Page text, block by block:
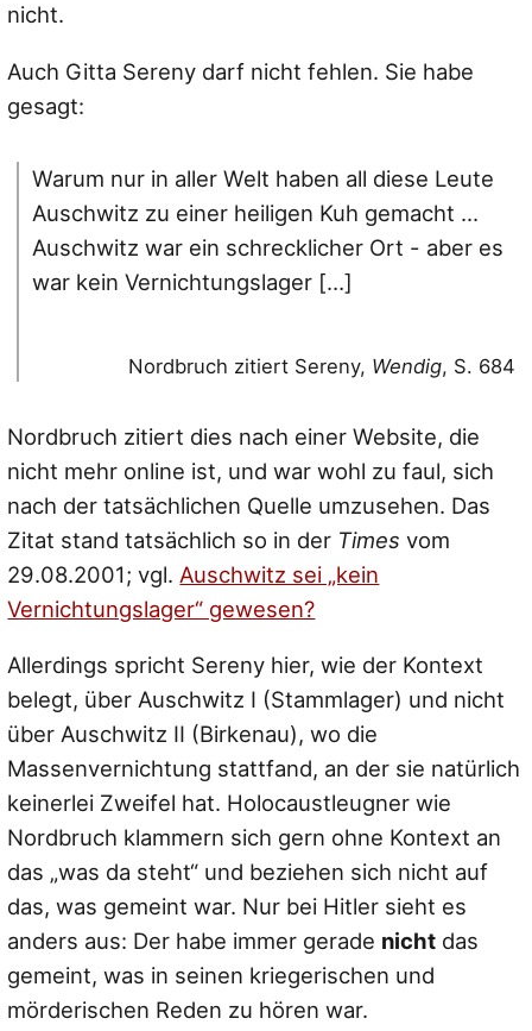
nicht.
Auch Gitta Sereny darf nicht fehlen. Sie habe
gesagt:
Warum nur in aller Welt haben all diese Leute
Auschwitz zu einer heiligen Kuh gemacht ...
Auschwitz war ein schrecklicher Ort - aber es
war kein Vernichtungslager […]
Nordbruch zitiert Sereny, Wendig, S. 684
Nordbruch zitiert dies nach einer Website, die
nicht mehr online ist, und war wohl zu faul, sich
nach der tatsächlichen Quelle umzusehen. Das
Zitat stand tatsächlich so in der Times vom
29.08.2001; vgl. Auschwitz sei „kein
Vernichtungslager“ gewesen?
Allerdings spricht Sereny hier, wie der Kontext
belegt, über Auschwitz I (Stammlager) und nicht
über Auschwitz II (Birkenau), wo die
Massenvernichtung stattfand, an der sie natürlich
keinerlei Zweifel hat. Holocaustleugner wie
Nordbruch klammern sich gern ohne Kontext an
das „was da steht“ und beziehen sich nicht auf
das, was gemeint war. Nur bei Hitler sieht es
anders aus: Der habe immer gerade nicht das
gemeint, was in seinen kriegerischen und
mörderischen Reden zu hören war.